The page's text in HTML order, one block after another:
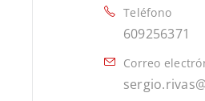
Teléfono
609256371
Correo